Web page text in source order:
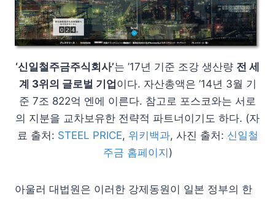
‘신일철주금주식회사’는 ’17년 기준 조강 생산량 전 세
계 3위의 글로벌 기업이다. 자산총액은 ’14년 3월 기
준 7조 822억 엔에 이른다. 참고로 포스코와는 서로
의 지분을 교차보유한 전략적 파트너이기도 하다. (자
료 출처: STEEL PRICE, 위키백과, 사진 출처: 신일철
주금 홈페이지)
아울러 대법원은 이러한 강제동원이 일본 정부의 한